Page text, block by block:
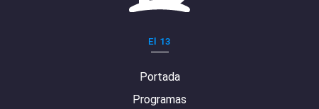
El 13
Portada
Programas